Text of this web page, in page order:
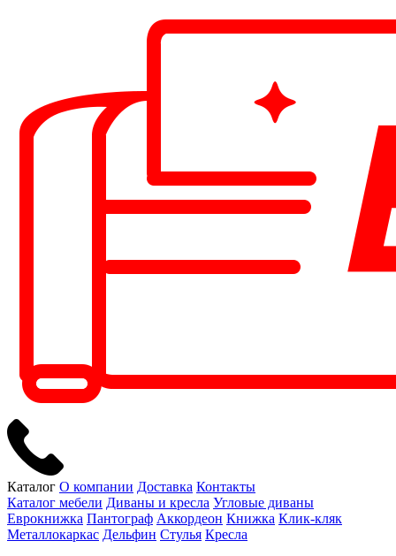
Каталог О компании Доставка Контакты
Каталог мебели Диваны и кресла Угловые диваны
Еврокнижка Пантограф Аккордеон Книжка Клик-кляк
Металлокаркас Дельфин Стулья Кресла